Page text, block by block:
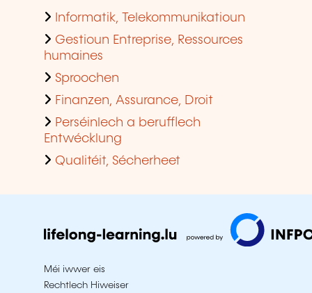
Informatik, Telekommunikatioun
Gestioun Entreprise, Ressources
humaines
Sproochen
Finanzen, Assurance, Droit
Perséinlech a berufflech
Entwécklung
Qualitéit, Sécherheet
Méi iwwer eis
Rechtlech Hiweiser